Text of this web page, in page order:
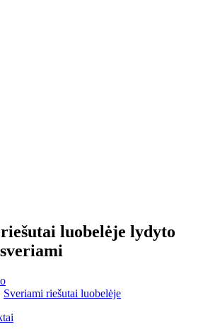
luobelėje lydyto
Sveriami riešutai luobelėje